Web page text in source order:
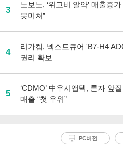
3
노보노, ‘위고비 알약’ 매출증가
못미쳐”
4
리가켐, 넥스트큐어 'B7-H4
권리 확보
5
‘CDMO’ 中우시앱텍, 론자 앞
매출 “첫 우위”
PC버전